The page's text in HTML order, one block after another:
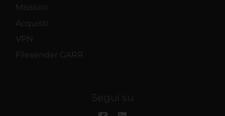
Missioni
Acquisti
VPN
Filesender GARR
Segui su